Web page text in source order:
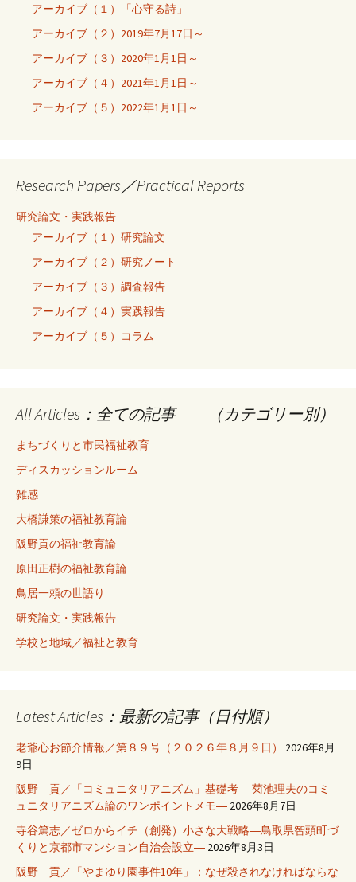
アーカイブ（１）「心守る詩」
アーカイブ（２）2019年7月17日～
アーカイブ（３）2020年1月1日～
アーカイブ（４）2021年1月1日～
アーカイブ（５）2022年1月1日～
Research Papers／Practical Reports
研究論文・実践報告
アーカイブ（１）研究論文
アーカイブ（２）研究ノート
アーカイブ（３）調査報告
アーカイブ（４）実践報告
アーカイブ（５）コラム
All Articles：全ての記事 （カテゴリー別）
まちづくりと市民福祉教育
ディスカッションルーム
雑感
大橋謙策の福祉教育論
阪野貢の福祉教育論
原田正樹の福祉教育論
鳥居一頼の世語り
研究論文・実践報告
学校と地域／福祉と教育
Latest Articles：最新の記事（日付順）
老爺心お節介情報／第８９号（２０２６年８月９日）
2026年8月
9日
阪野 貢／「コミュニタリアニズム」基礎考 ―菊池理夫のコミ
ュニタリアニズム論のワンポイントメモ― 2026年8月7日
寺谷篤志／ゼロからイチ（創発）小さな大戦略―鳥取県智頭町づ
くりと京都市マンション自治会設立― 2026年8月3日
阪野 貢／「やまゆり園事件10年」：なぜ殺されなければならな